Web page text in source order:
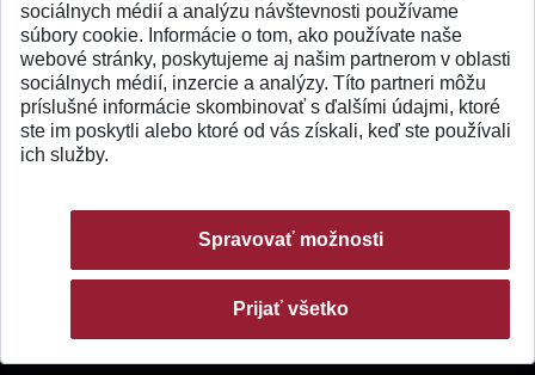
SPÄŤ NA VRCH
sociálnych médií a analýzu návštevnosti používame
súbory cookie. Informácie o tom, ako používate naše
webové stránky, poskytujeme aj našim partnerom v oblasti
sociálnych médií, inzercie a analýzy. Títo partneri môžu
príslušné informácie skombinovať s ďalšími údajmi, ktoré
ste im poskytli alebo ktoré od vás získali, keď ste používali
ich služby.
Spravovať možnosti
Prijať všetko